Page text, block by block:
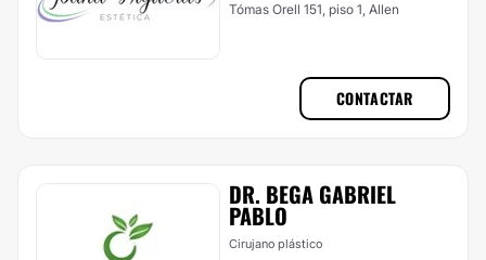
Tómas Orell 151, piso 1, Allen
CONTACTAR
DR. BEGA GABRIEL
PABLO
Cirujano plástico